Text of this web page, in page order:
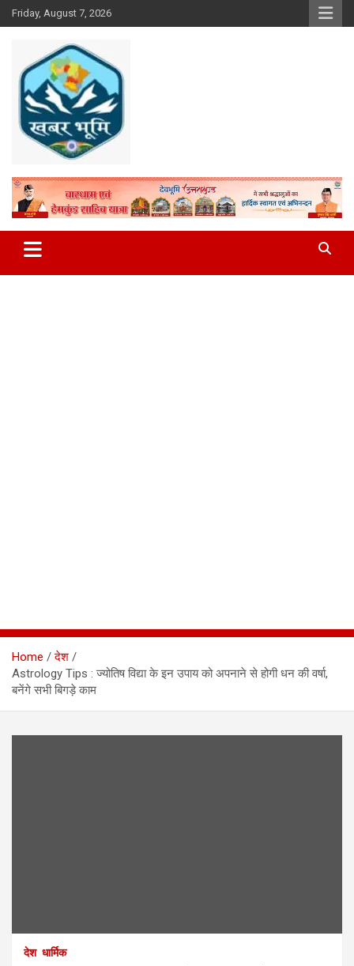
Skip
to
Friday, August 7, 2026
Khabar Bhumi
Home
देश
Astrology Tips : ज्योतिष विद्या के इन उपाय को अपनाने से होगी धन की वर्षा,
बनेंगे सभी बिगड़े काम
देश धार्मिक